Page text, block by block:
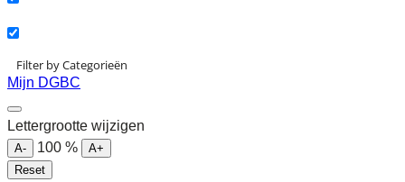
Filter by Categorieën
Mijn DGBC
Lettergrootte wijzigen
A- 100 %
A+
Reset